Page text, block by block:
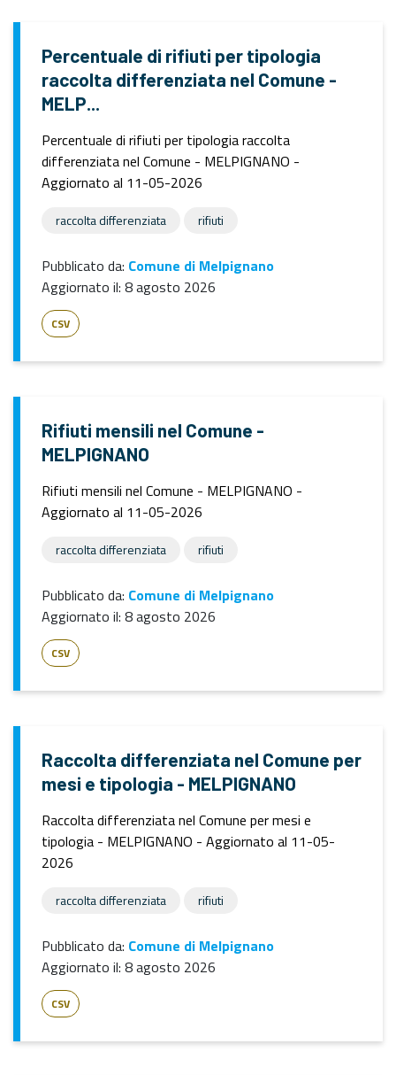
Percentuale di rifiuti per tipologia
raccolta differenziata nel Comune -
MELP...
Percentuale di rifiuti per tipologia raccolta
differenziata nel Comune - MELPIGNANO -
Aggiornato al 11-05-2026
raccolta differenziata rifiuti
Pubblicato da: Comune di Melpignano
Aggiornato il: 8 agosto 2026
CSV
Rifiuti mensili nel Comune -
MELPIGNANO
Rifiuti mensili nel Comune - MELPIGNANO -
Aggiornato al 11-05-2026
raccolta differenziata rifiuti
Pubblicato da: Comune di Melpignano
Aggiornato il: 8 agosto 2026
CSV
Raccolta differenziata nel Comune per
mesi e tipologia - MELPIGNANO
Raccolta differenziata nel Comune per mesi e
tipologia - MELPIGNANO - Aggiornato al 11-05-
2026
raccolta differenziata rifiuti
Pubblicato da: Comune di Melpignano
Aggiornato il: 8 agosto 2026
CSV